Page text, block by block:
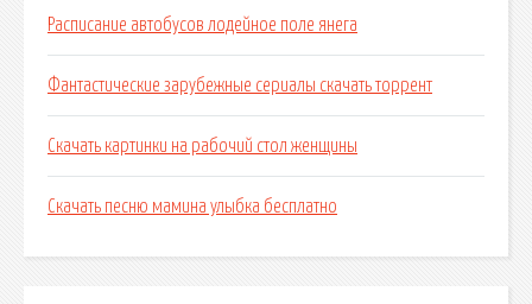
Расписание автобусов лодейное поле янега
Фантастические зарубежные сериалы скачать торрент
Скачать картинки на рабочий стол женщины
Скачать песню мамина улыбка бесплатно